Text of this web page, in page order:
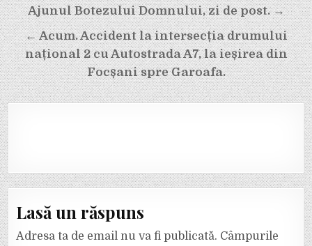
Navigare
în
articole
Ajunul Botezului Domnului, zi de post. →
← Acum. Accident la intersecția drumului
național 2 cu Autostrada A7, la ieșirea din
Focșani spre Garoafa.
Lasă un răspuns
Adresa ta de email nu va fi publicată. Câmpurile